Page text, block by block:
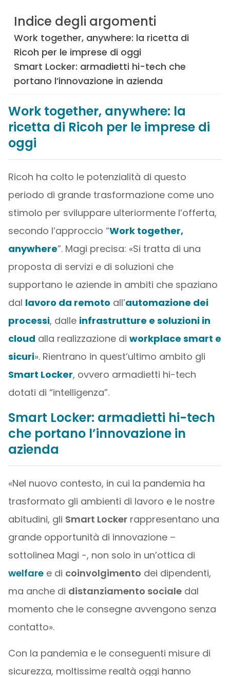
Indice degli argomenti
Work together, anywhere: la ricetta di
Ricoh per le imprese di oggi
Smart Locker: armadietti hi-tech che
portano l’innovazione in azienda
Work together, anywhere: la
ricetta di Ricoh per le imprese di
oggi
Ricoh ha colto le potenzialità di questo
periodo di grande trasformazione come uno
stimolo per sviluppare ulteriormente l’offerta,
secondo l’approccio “Work together,
anywhere”. Magi precisa: «Si tratta di una
proposta di servizi e di soluzioni che
supportano le aziende in ambiti che spaziano
dal lavoro da remoto all’automazione dei
processi, dalle infrastrutture e soluzioni in
cloud alla realizzazione di workplace smart e
sicuri». Rientrano in quest’ultimo ambito gli
Smart Locker, ovvero armadietti hi-tech
dotati di “intelligenza”.
Smart Locker: armadietti hi-tech
che portano l’innovazione in
azienda
«Nel nuovo contesto, in cui la pandemia ha
trasformato gli ambienti di lavoro e le nostre
abitudini, gli Smart Lockerrappresentano una
grande opportunità di innovazione –
sottolinea Magi -, non solo in un’ottica di
welfaree di coinvolgimento dei dipendenti,
ma anche di distanziamento socialedal
momento che le consegne avvengono senza
contatto».
Con la pandemia e le conseguenti misure di
sicurezza, moltissime realtà oggi hanno